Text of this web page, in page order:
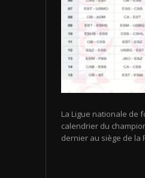
La Ligue nationale de
calendrier du
dernier au siège de la